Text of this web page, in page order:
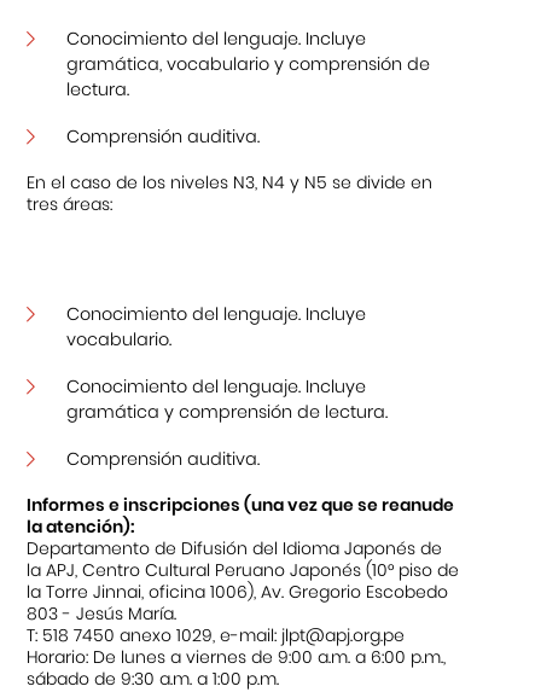
Conocimiento del lenguaje. Incluye
gramática, vocabulario y comprensión de
lectura.
Comprensión auditiva.
En el caso de los niveles N3, N4 y N5 se divide en
tres áreas:
Conocimiento del lenguaje. Incluye
vocabulario.
Conocimiento del lenguaje. Incluye
gramática y comprensión de lectura.
Comprensión auditiva.
Informes e inscripciones (una vez que se reanude
la atención):
Departamento de Difusión del Idioma Japonés de
la APJ, Centro Cultural Peruano Japonés (10° piso de
la Torre Jinnai, oficina 1006), Av. Gregorio Escobedo
803 - Jesús María.
T: 518 7450 anexo 1029, e-mail: jlpt@apj.org.pe
Horario: De lunes a viernes de 9:00 a.m. a 6:00 p.m.,
sábado de 9:30 a.m. a 1:00 p.m.